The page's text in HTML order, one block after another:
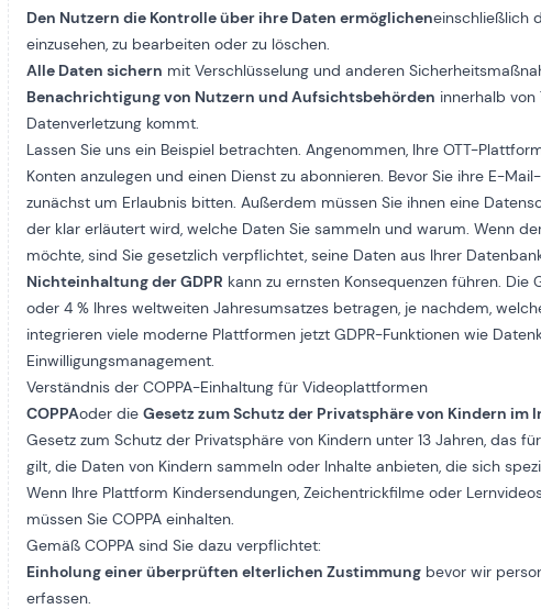
Den Nutzern die Kontrolle über ihre Daten ermöglicheneinschließlich
einzusehen, zu bearbeiten oder zu löschen.
Alle Daten sichern mit Verschlüsselung und anderen
Benachrichtigung von Nutzern und Aufsichtsbehörden innerhalb von
Datenverletzung kommt.
Lassen Sie uns ein Beispiel betrachten. Angenommen, Ihre OTT-
Konten anzulegen und einen Dienst zu abonnieren. Bevor Sie ihre E-
zunächst um Erlaubnis bitten. Außerdem müssen Sie ihnen eine
der klar erläutert wird, welche Daten Sie sammeln und warum. Wenn
möchte, sind Sie gesetzlich verpflichtet, seine Daten aus Ihrer
Nichteinhaltung der GDPR kann zu ernsten Konsequenzen führen. Die
oder 4 % Ihres weltweiten Jahresumsatzes betragen, je nachdem,
integrieren viele moderne Plattformen jetzt GDPR-Funktionen wie
Einwilligungsmanagement.
Verständnis der COPPA-Einhaltung für Videoplattformen
COPPAoder dieGesetz zum Schutz der Privatsphäre von Kindern im
Gesetz zum Schutz der Privatsphäre von Kindern unter 13 Jahren, das
gilt, die Daten von Kindern sammeln oder Inhalte anbieten, die sich
Wenn Ihre Plattform Kindersendungen, Zeichentrickfilme oder
müssen Sie COPPA einhalten.
Gemäß COPPA sind Sie dazu verpflichtet:
Einholung einer überprüften elterlichen Zustimmung bevor wir
erfassen.